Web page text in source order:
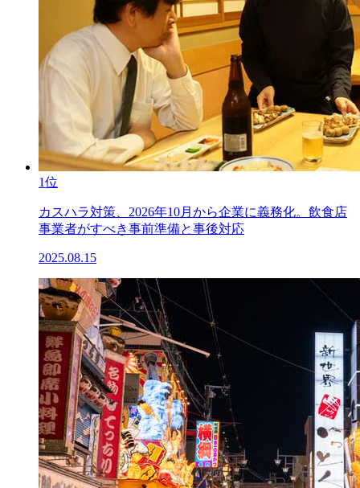
1位
カスハラ対策、2026年10月から企業に義務化。飲食店
事業者がすべき事前準備と事後対応
2025.08.15